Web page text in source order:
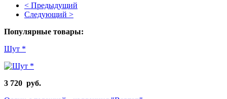
< Предыдущий
Следующий >
Популярные товары:
Шут *
3 720 руб.